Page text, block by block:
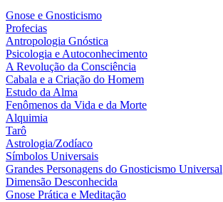
Gnose e Gnosticismo
Profecias
Antropologia Gnóstica
Psicologia e Autoconhecimento
A Revolução da Consciência
Cabala e a Criação do Homem
Estudo da Alma
Fenômenos da Vida e da Morte
Alquimia
Tarô
Astrologia/Zodíaco
Símbolos Universais
Grandes Personagens do Gnosticismo Universal
Dimensão Desconhecida
Gnose Prática e Meditação